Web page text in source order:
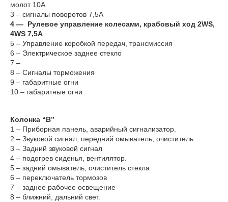
молот 10А
3 – сигналы поворотов 7,5А
4 — Рулевое управление колесами, крабовый ход 2WS,
4WS 7,5А
5 – Управление коробкой передач, трансмиссия
6 – Электрическое заднее стекло
7 –
8 – Сигналы торможения
9 – габаритные огни
10 – габаритные огни
Колонка “B”
1 – Приборная панель, аварийный сигнализатор.
2 – Звуковой сигнал, передний омыватель, очиститель
3 – Задний звуковой сигнал
4 – подогрев сиденья, вентилятор.
5 – задний омыватель, очиститель стекла
6 – переключатель тормозов
7 – заднее рабочее освещение
8 – ближний, дальний свет.